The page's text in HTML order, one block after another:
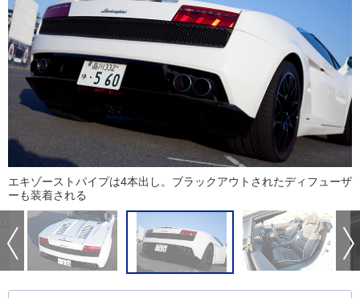
エキゾーストパイプは4本出し。ブラックアウトされたディフューザ
ーも装着される